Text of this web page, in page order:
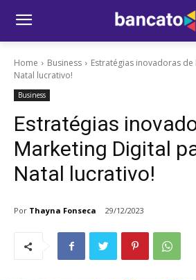
Home Business
Estratégias inovadoras
Natal lucrativo!
Business
Estratégias
Marketing Digital
Natal lucrativo!
Por Thayna Fonseca 29/12/2023